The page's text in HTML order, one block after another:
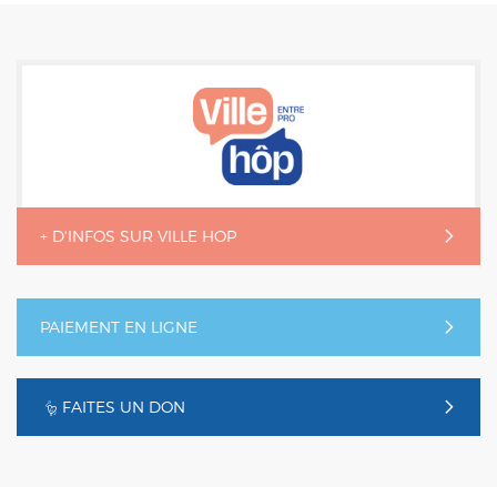
+ D'INFOS SUR VILLE HOP
PAIEMENT EN LIGNE
FAITES UN DON